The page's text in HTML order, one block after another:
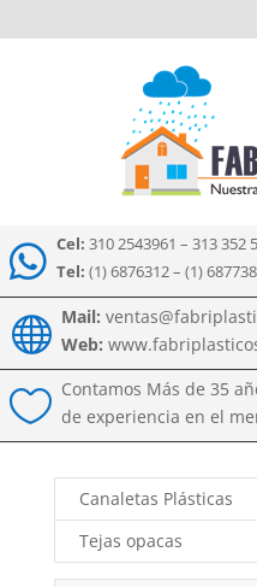
 Cel: 310 2543961 – 313 352
Tel: (1) 6876312 – (1)
 Mail:
Web:
 Contamos Más de 35
de experiencia en el
Canaletas Plásticas
Tejas opacas